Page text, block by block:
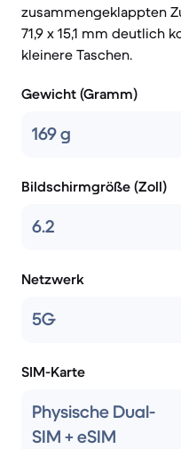
zusammengeklappten
71,9 x 15,1 mm deutlich
kleinere Taschen.
Gewicht (Gramm)
169 g
Bildschirmgröße (Zoll)
6.2
Netzwerk
5G
SIM-Karte
Physische Dual-
SIM + eSIM